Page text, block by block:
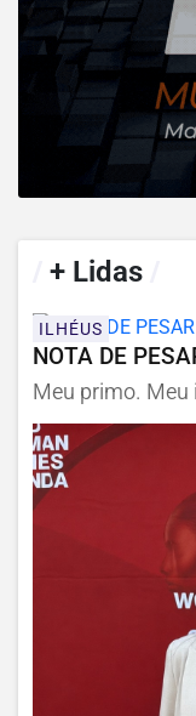
+ Lidas
ILHÉUS
NOTA DE
Meu primo.